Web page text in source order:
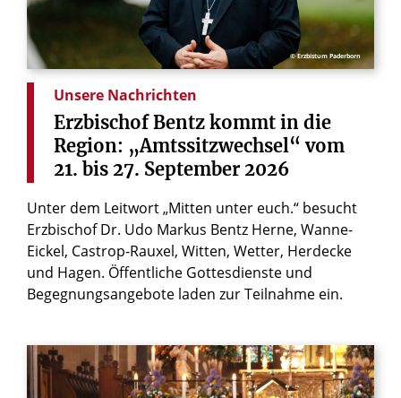
© Erzbistum Paderborn
Unsere Nachrichten
Erzbischof Bentz kommt in die
Region: „Amtssitzwechsel“ vom
21. bis 27. September 2026
Unter dem Leitwort „Mitten unter euch.“ besucht
Erzbischof Dr. Udo Markus Bentz Herne, Wanne-
Eickel, Castrop-Rauxel, Witten, Wetter, Herdecke
und Hagen. Öffentliche Gottesdienste und
Begegnungsangebote laden zur Teilnahme ein.